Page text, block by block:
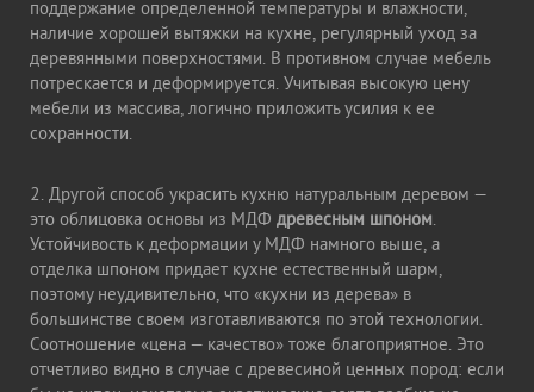
поддержание определенной температуры и влажности,
наличие хорошей вытяжки на кухне, регулярный уход за
деревянными поверхностями. В противном случае мебель
потрескается и деформируется. Учитывая высокую цену
мебели из массива, логично приложить усилия к ее
сохранности.
2. Другой способ украсить кухню натуральным деревом —
это облицовка основы из МДФ древесным шпоном.
Устойчивость к деформации у МДФ намного выше, а
отделка шпоном придает кухне естественный шарм,
поэтому неудивительно, что «кухни из дерева» в
большинстве своем изготавливаются по этой технологии.
Соотношение «цена — качество» тоже благоприятное. Это
отчетливо видно в случае с древесиной ценных пород: если